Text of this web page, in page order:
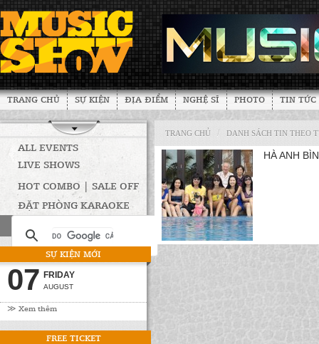
TRANG CHỦ SỰ KIỆN ĐỊA ĐIỂM NGHỆ SĨ PHOTO TIN TỨC
ALL EVENTS
LIVE SHOWS
HOT COMBO | SALE OFF
ĐẶT PHÒNG KARAOKE
SỰ KIỆN MỚI
07 FRIDAY
AUGUST
≫ Xem thêm
FREE TICKET
TRANG CHỦ / DANH SÁCH TIN THEO
HÀ ANH